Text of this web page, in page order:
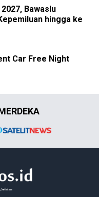
Bawaslu
hingga ke
Car Free Night